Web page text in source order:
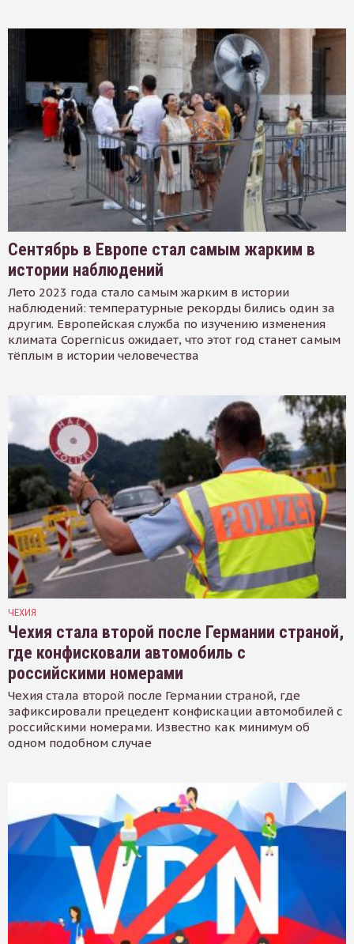
Сентябрь в Европе стал самым жарким в
истории наблюдений
Лето 2023 года стало самым жарким в истории
наблюдений: температурные рекорды бились один за
другим. Европейская служба по изучению изменения
климата Copernicus ожидает, что этот год станет самым
тёплым в истории человечества
ЧЕХИЯ
Чехия стала второй после Германии страной,
где конфисковали автомобиль с
российскими номерами
Чехия стала второй после Германии страной, где
зафиксировали прецедент конфискации автомобилей с
российскими номерами. Известно как минимум об
одном подобном случае